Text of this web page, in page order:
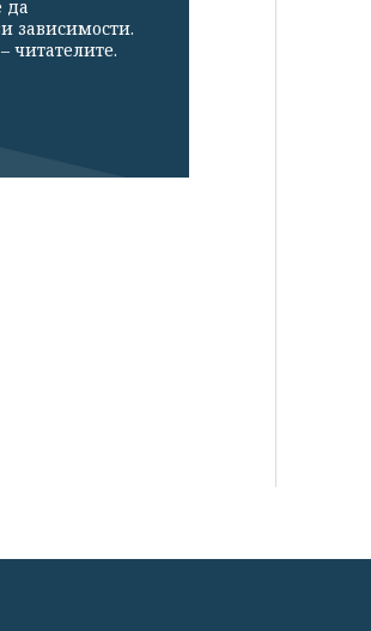
да
зависимости.
читателите.